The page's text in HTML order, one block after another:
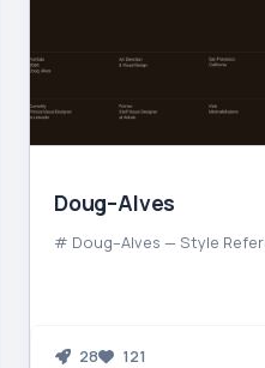
Doug–Alves
# Doug–Alves — Style
28 121